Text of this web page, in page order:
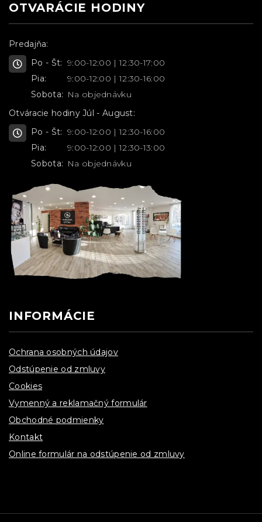
OTVARÁCIE HODINY
Predajňa:
Po - Št: 9:00-12:00 | 12:30-17:00
Pia:
9:00-12:00 | 12:30-16:00
Sobota: Na objednávku
Otváracie hodiny Júl - August:
Po - Št: 9:00-12:00 | 12:30-16:00
Pia:
9:00-12:00 | 12:30-13:00
Sobota: Na objednávku
INFORMÁCIE
Ochrana osobných údajov
Odstúpenie od zmluvy
Cookies
Vymenný a reklamačný formulár
Obchodné podmienky
Kontakt
Online formulár na odstúpenie od zmluvy